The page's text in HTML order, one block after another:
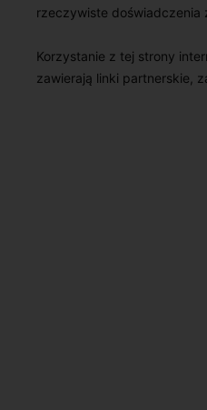
rzeczywiste doświadczenia
Korzystanie z tej strony
zawierają linki partnerskie,